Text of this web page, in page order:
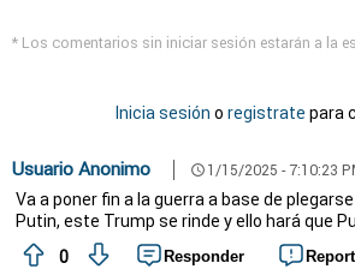
* Los comentarios sin iniciar sesión estarán a la
Inicia sesión o registrate para
Usuario Anonimo schedule 1/15/2025 - 7:10:23
Va a poner fin a la guerra a base de
Putin, este Trump se rinde y ello hará que
0
Responder